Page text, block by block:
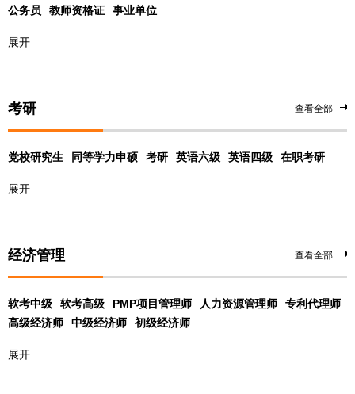
公务员 教师资格证 事业单位
展开
考研 查看全部
党校研究生 同等学力申硕 考研 英语六级 英语四级 在职考研
展开
经济管理 查看全部
软考中级 软考高级 PMP项目管理师 人力资源管理师
专利代理师
高级经济师
中级经济师 初级经济师
展开